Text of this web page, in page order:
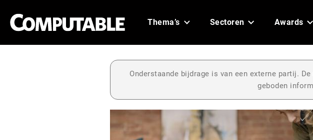
Thema’s Sectoren Awards
Onderstaande bijdrage is van een externe partij.
geboden